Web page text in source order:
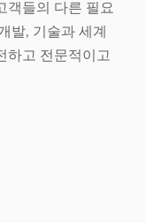
객들의 다른 필요
발, 기술과 세계
하고 전문적이고